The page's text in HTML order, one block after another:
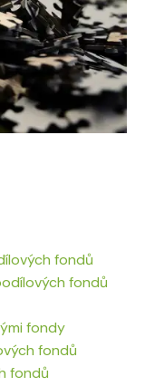
fondů
fondů
fondy
fondů
fondů